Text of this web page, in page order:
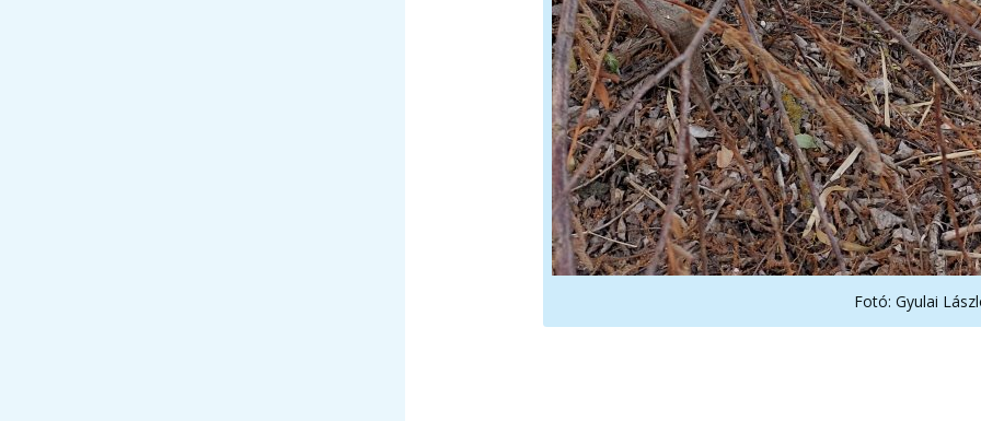
Fotó: Gyulai